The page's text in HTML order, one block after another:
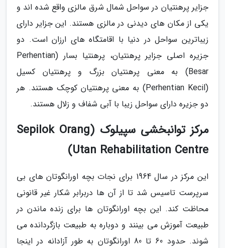
جزایر پرهنتیان در سواحل شمال شرق مالزی واقع شده اند و
یکی از مکان های دیدنی در مالزی هستند. این جزایر دارای
زیباترین سواحل در دنیا با اقامتگاه های ارزان است. دو
جزیره اصلی جزایر پرهنتیان، پرهنتیا بسار (Perhentian
Besar) به معنی پرهنتیان بزرگ و پرهنتیان کسیل
(Perhentian Kecil) به معنی پرهنتیان کوچک هستند. هر
دو جزیره دارای سواحل زیبا با آبی شفاف و زلال هستند.
مرکز توانبخشی سپیلوک (Sepilok Orang
Utan Rehabilitation Centre)
این مرکز در سال 1964 برای نجات بچه اورانگوتان های بی
سرپرست تاسیس شد تا از آن ها دربرابر شکار غیر قانونی
محاظت کند. این بچه اورانگوتان ها برای زنده ماندن در
طبیعت آموزش می بینند و دوباره به طبیعت بازگردانده می
شوند. حدود 60 تا 80 اورانگوتان به طور آزادانه در اینجا